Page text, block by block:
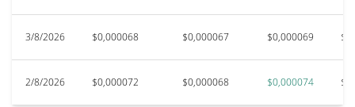
3/8/2026 $0,000068 $0,000067 $0,000069
2/8/2026 $0,000072 $0,000068 $0,000074